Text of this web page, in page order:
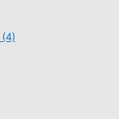
(4)